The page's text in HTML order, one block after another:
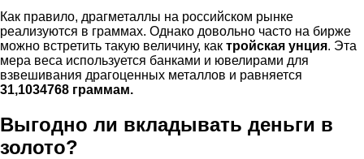
Как правило, драгметаллы на российском рынке
реализуются в граммах. Однако довольно часто на бирже
можно встретить такую величину, как тройская унция. Эта
мера веса используется банками и ювелирами для
взвешивания драгоценных металлов и равняется
31,1034768 граммам.
Выгодно ли вкладывать деньги в
золото?